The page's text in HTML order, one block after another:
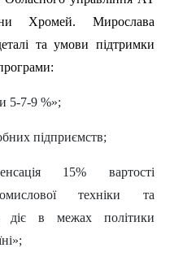
Хромей. Мирослава
та умови підтримки
5-7-9 %»;
підприємств;
15% вартості
техніки та
діє в межах політики